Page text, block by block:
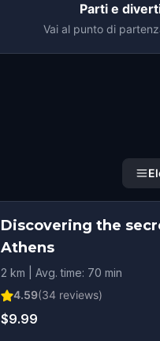
Parti e
Vai al punto di
Discovering the
Athens
2 km | Avg. time: 70 min
4.59(34 reviews)
$9.99